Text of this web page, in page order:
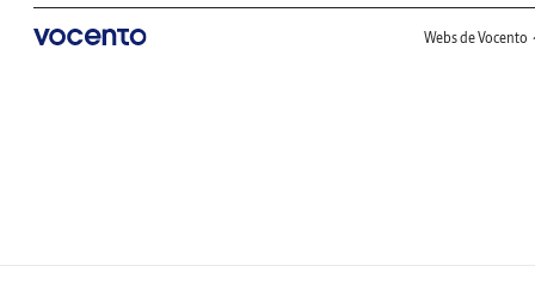
Webs de Vocento